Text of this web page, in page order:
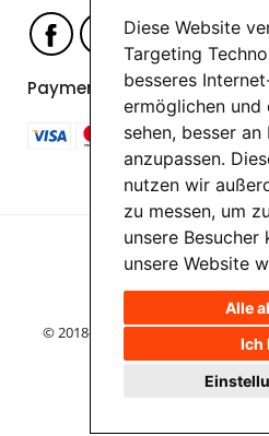
Diese Website
Targeting
besseres
ermöglichen und
sehen, besser
anzupassen.
nutzen wir
zu messen, um
unsere Besucher
unsere Website
Alle
Ich
Payment options
© 2018-2026 HappyPrinting |